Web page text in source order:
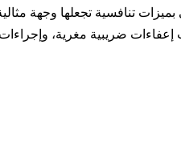
تنافسية تجعلها وجهة